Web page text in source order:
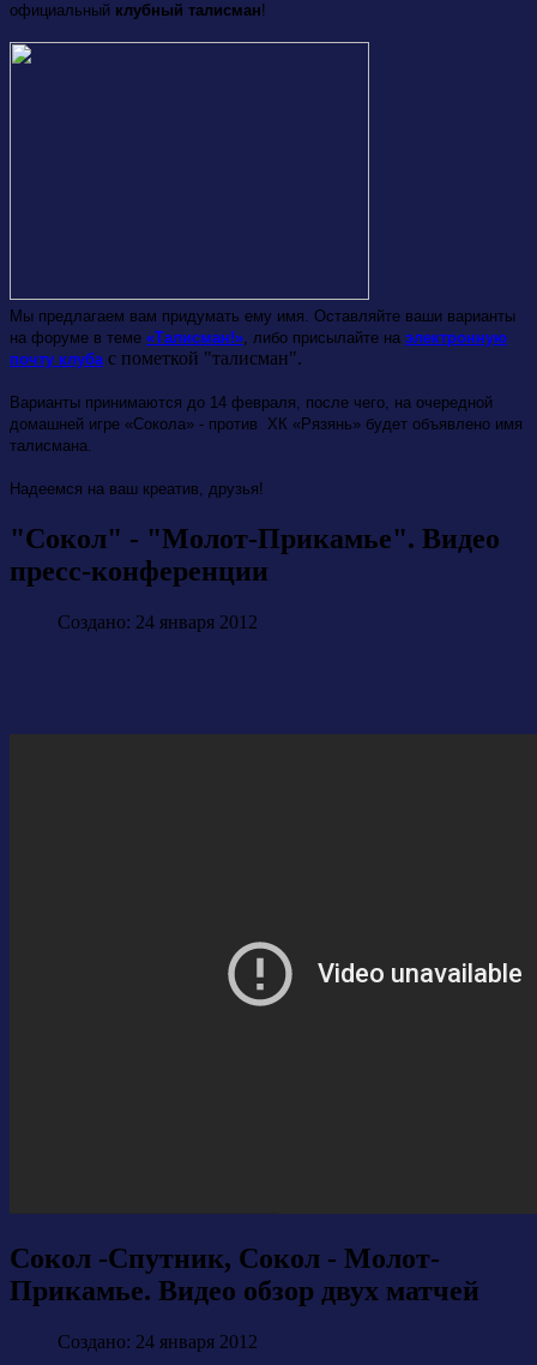
официальный клубный талисман!
Мы предлагаем вам придумать ему имя. Оставляйте ваши варианты
на форуме в теме «Талисман!», либо присылайте на электронную
почту клуба с пометкой "талисман".
Варианты принимаются до 14 февраля, после чего, на очередной
домашней игре «Сокола» - против ХК «Рязянь» будет объявлено имя
талисмана.
Надеемся на ваш креатив, друзья!
"Сокол" - "Молот-Прикамье". Видео
пресс-конференции
Создано: 24 января 2012
Сокол -Спутник, Сокол - Молот-
Прикамье. Видео обзор двух матчей
Создано: 24 января 2012